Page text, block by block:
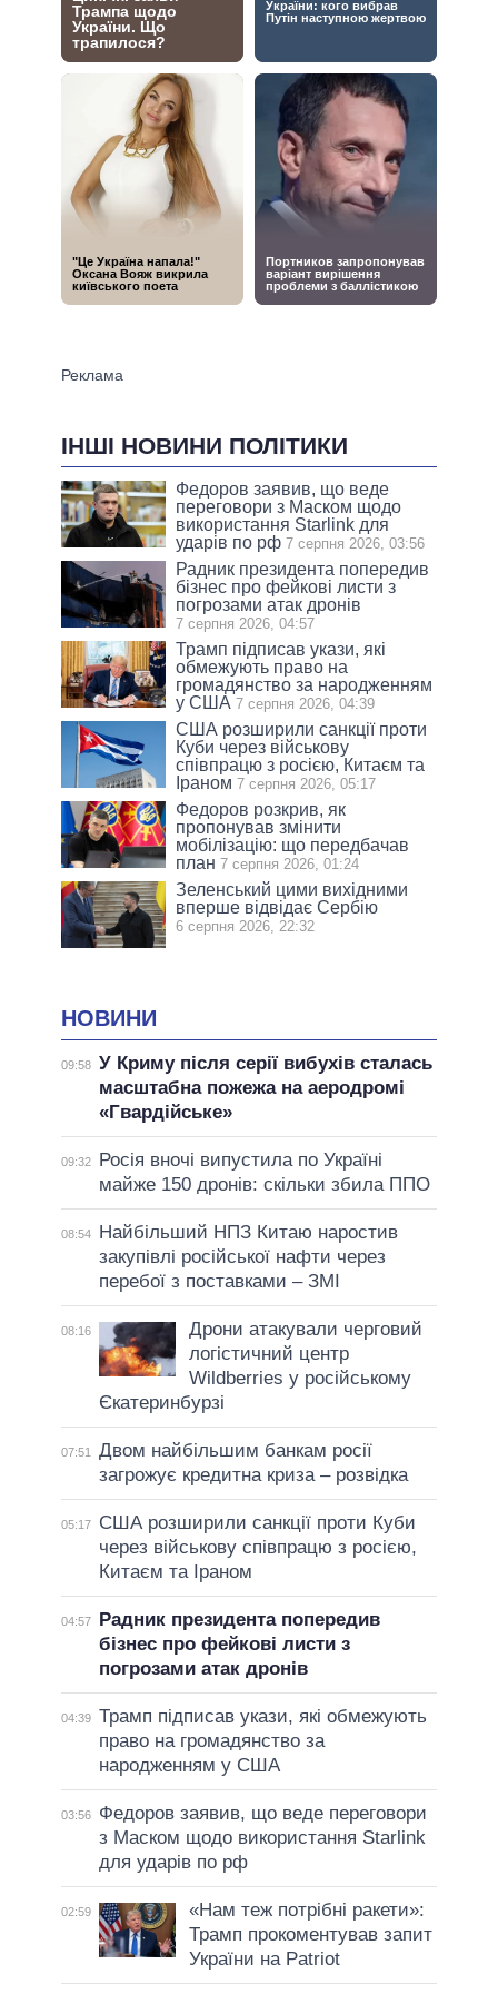
ІНШІ НОВИНИ ПОЛІТИКИ
Федоров заявив, що веде
переговори з Маском щодо
використання Starlink для
ударів по рф 7 серпня 2026, 03:56
Радник президента попередив
бізнес про фейкові листи з
погрозами атак дронів
7 серпня 2026, 04:57
Трамп підписав укази, які
обмежують право на
громадянство за народженням
у США 7 серпня 2026, 04:39
США розширили санкції проти
Куби через військову
співпрацю з росією, Китаєм та
Іраном 7 серпня 2026, 05:17
Федоров розкрив, як
пропонував змінити
мобілізацію: що передбачав
план 7 серпня 2026, 01:24
Зеленський цими вихідними
вперше відвідає Сербію
6 серпня 2026, 22:32
НОВИНИ
09:58 У Криму після серії вибухів сталась
масштабна пожежа на аеродромі
«Гвардійське»
09:32
Росія вночі випустила по Україні
майже 150 дронів: скільки збила ППО
08:54
Найбільший НПЗ Китаю наростив
закупівлі російської нафти через
перебої з поставками – ЗМІ
08:16
Дрони атакували черговий
логістичний центр
Wildberries у російському
Єкатеринбурзі
07:51
Двом найбільшим банкам росії
загрожує кредитна криза – розвідка
05:17
США розширили санкції проти Куби
через військову співпрацю з росією,
Китаєм та Іраном
04:57
Радник президента попередив
бізнес про фейкові листи з
погрозами атак дронів
04:39 Трамп підписав укази, які обмежують
право на громадянство за
народженням у США
03:56
Федоров заявив, що веде переговори
з Маском щодо використання Starlink
для ударів по рф
02:59
«Нам теж потрібні ракети»:
Трамп прокоментував запит
України на Patriot